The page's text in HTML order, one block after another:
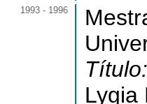
1993 - 1996
Título:
Lygia